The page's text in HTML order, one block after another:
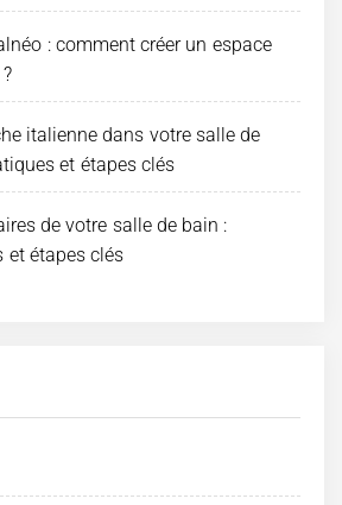
: comment créer un espace
italienne dans votre salle de
et étapes clés
de votre salle de bain :
et étapes clés